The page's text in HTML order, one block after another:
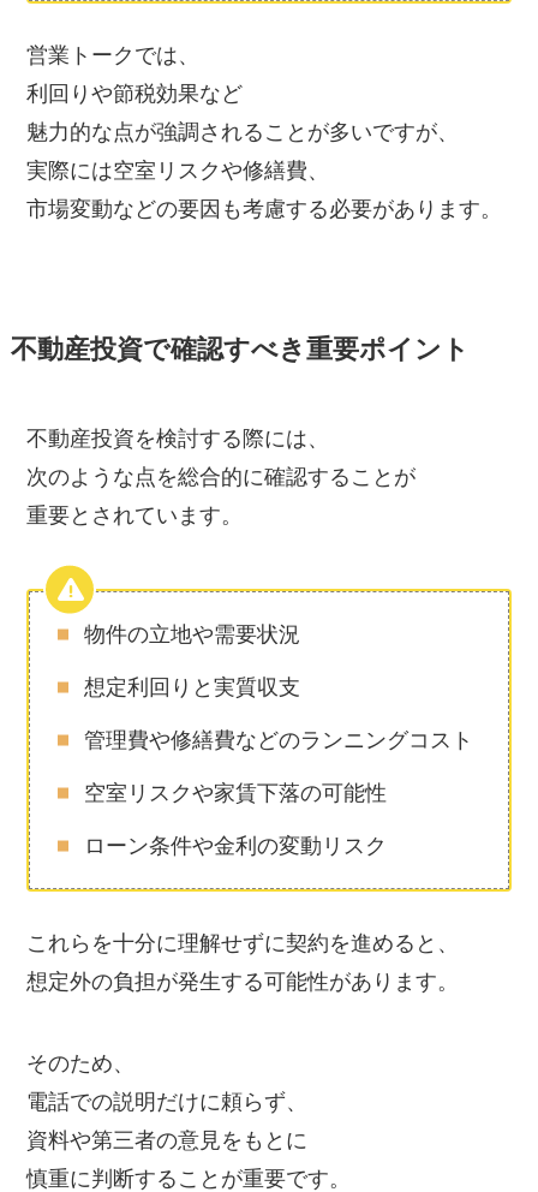
営業トークでは、
利回りや節税効果など
魅力的な点が強調されることが多いですが、
実際には空室リスクや修繕費、
市場変動などの要因も考慮する必要があります。
不動産投資で確認すべき重要ポイント
不動産投資を検討する際には、
次のような点を総合的に確認することが
重要とされています。
物件の立地や需要状況
想定利回りと実質収支
管理費や修繕費などのランニングコスト
空室リスクや家賃下落の可能性
ローン条件や金利の変動リスク
これらを十分に理解せずに契約を進めると、
想定外の負担が発生する可能性があります。
そのため、
電話での説明だけに頼らず、
資料や第三者の意見をもとに
慎重に判断することが重要です。